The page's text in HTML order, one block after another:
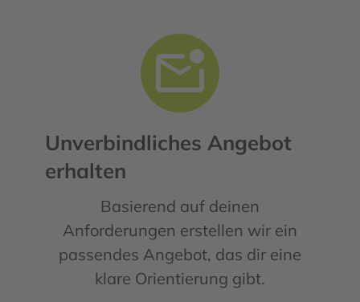
Unverbindliches Angebot
erhalten
Basierend auf deinen
Anforderungen erstellen wir ein
passendes Angebot, das dir eine
klare Orientierung gibt.